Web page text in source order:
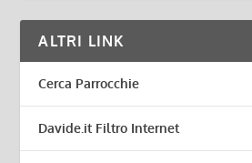
ALTRI LINK
Cerca Parrocchie
Davide.it Filtro Internet